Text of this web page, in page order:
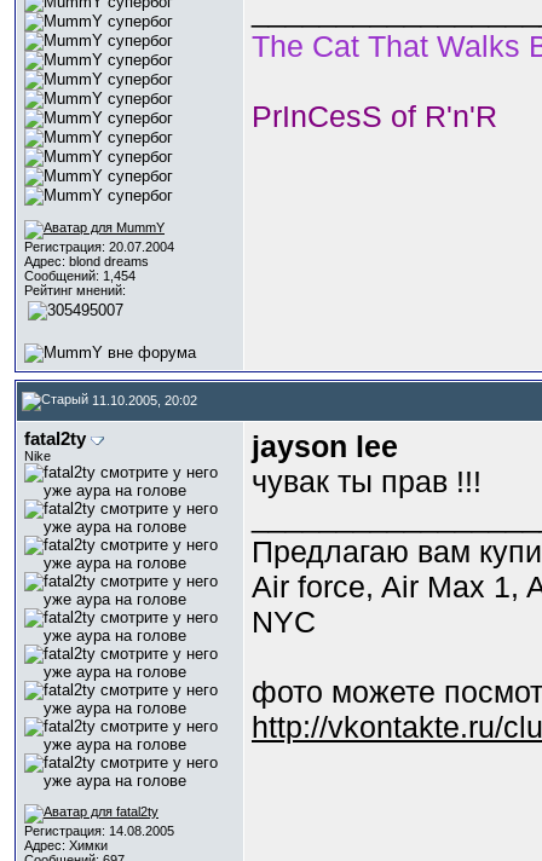
Регистрация: 20.07.2004
Адрес: blond dreams
Сообщений: 1,454
Рейтинг мнений:
The Cat That Walks
PrInCesS of R'n'R
11.10.2005, 20:02
fatal2ty
Nike
Регистрация: 14.08.2005
Адрес: Химки
jayson lee
чувак ты прав !!!
Предлагаю вам
Air force, Air Max 1,
NYC
фото можете
http://vkontakte.ru/